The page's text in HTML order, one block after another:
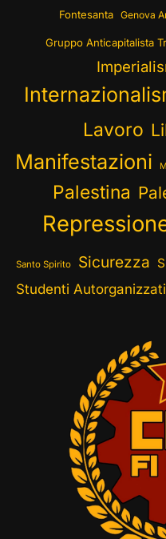
Fontesanta Genova
Gruppo Anticapitalista
Lavoro
Manifestazioni
Palestina
Santo Spirito Sicurezza
Studenti